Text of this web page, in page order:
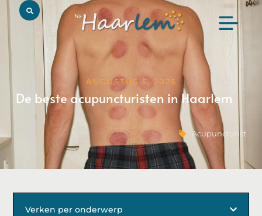
AUGUSTUS 5, 2025
De beste acupuncturisten in Haarlem
Acupuncturist
Verken per onderwerp